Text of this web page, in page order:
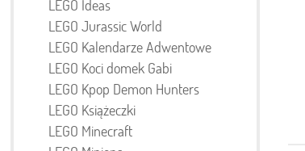
LEGO Ideas
LEGO Jurassic World
LEGO Kalendarze Adwentowe
LEGO Koci domek Gabi
LEGO Kpop Demon Hunters
LEGO Książeczki
LEGO Minecraft